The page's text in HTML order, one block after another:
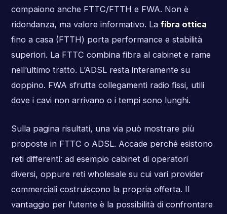
compaiono anche FTTC/FTTH e FWA. Non è
ridondanza, ma valore informativo. La fibra ottica
fino a casa (FTTH) porta performance e stabilità
superiori. La FTTC combina fibra al cabinet e rame
nell’ultimo tratto. L’ADSL resta interamente su
doppino. FWA sfrutta collegamenti radio fissi, utili
dove i cavi non arrivano o i tempi sono lunghi.
Sulla pagina risultati, una via può mostrare più
proposte in FTTC o ADSL. Accade perché esistono
reti differenti: ad esempio cabinet di operatori
diversi, oppure reti wholesale su cui vari provider
commerciali costruiscono la propria offerta. Il
vantaggio per l’utente è la possibilità di confrontare